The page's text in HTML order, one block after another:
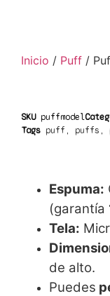
Inicio / Puff /
SKU puffmodel
Tags puff , puffs ,
Espuma:
(garantía
Tela:
de alto.
Puedes